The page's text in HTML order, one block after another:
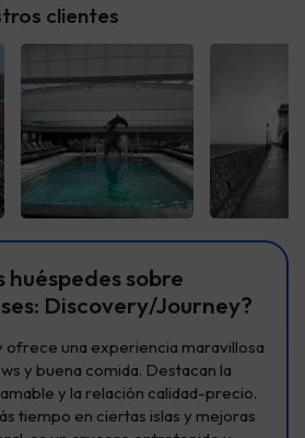
clientes
huéspedes sobre
Discovery/Journey?
ofrece una experiencia maravillosa
y buena comida. Destacan la
y la relación calidad-precio.
tiempo en ciertas islas y mejoras